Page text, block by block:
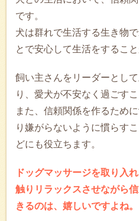
です。
犬は群れで生活する生き物
とで安心して生活をすること
飼い主さんをリーダーとし
り、愛犬が不安なく過ごす
また、信頼関係を作るため
り嫌がらないように慣らす
どにも役立ちます。
ドッグマッサージを取り入
触りリラックスさせながら
きるのは、嬉しいですよね。